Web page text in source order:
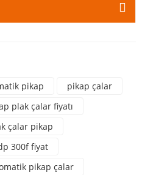
pikap
pikap çalar
plak çalar fiyatı
çalar pikap
300f fiyat
pikap çalar